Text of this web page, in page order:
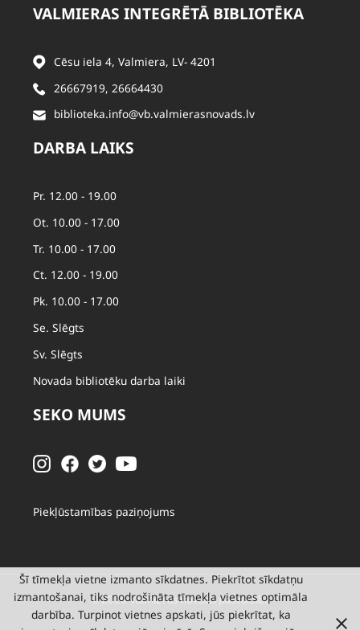
VALMIERAS INTEGRĒTĀ BIBLIOTĒKA
Cēsu iela 4, Valmiera, LV- 4201
26667919, 26664430
biblioteka.info@vb.valmierasnovads.lv
DARBA LAIKS
Pr. 12.00 - 19.00
Ot. 10.00 - 17.00
Tr. 10.00 - 17.00
Ct. 12.00 - 19.00
Pk. 10.00 - 17.00
Se. Slēgts
Sv. Slēgts
Novada bibliotēku darba laiki
SEKO MUMS
Piekļūstamības paziņojums
© 2026 Valmieras novada pašvaldība
Šī tīmekļa vietne izmanto sīkdatnes. Piekrītot sīkdatņu
izmantošanai, tiks nodrošināta tīmekļa vietnes optimāla
darbība. Turpinot vietnes apskati, jūs piekrītat, ka